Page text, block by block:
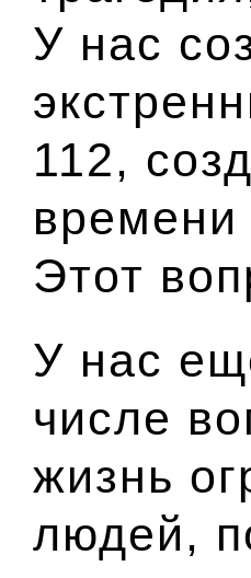
У нас
112,
времени
Этот
У нас
числе
жизнь
людей,